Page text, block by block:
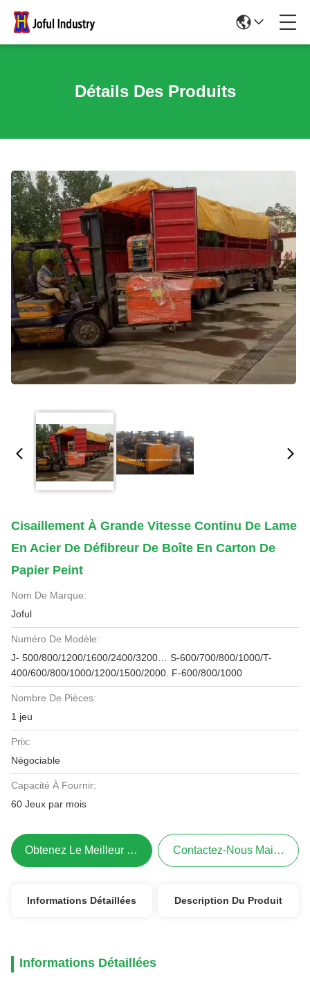
Détails Des Produits
Cisaillement À Grande Vitesse Continu De Lame
En Acier De Défibreur De Boîte En Carton De
Papier Peint
Nom De Marque:
Joful
Numéro De Modèle:
J- 500/800/1200/1600/2400/3200… S-600/700/800/1000/T-
400/600/800/1000/1200/1500/2000. F-600/800/1000
Nombre De Pièces:
1 jeu
Prix:
Négociable
Capacité À Fournir:
60 Jeux par mois
Obtenez Le Meilleur Prix Contactez-Nous Maintenant
Informations Détaillées Description Du Produit
Informations Détaillées